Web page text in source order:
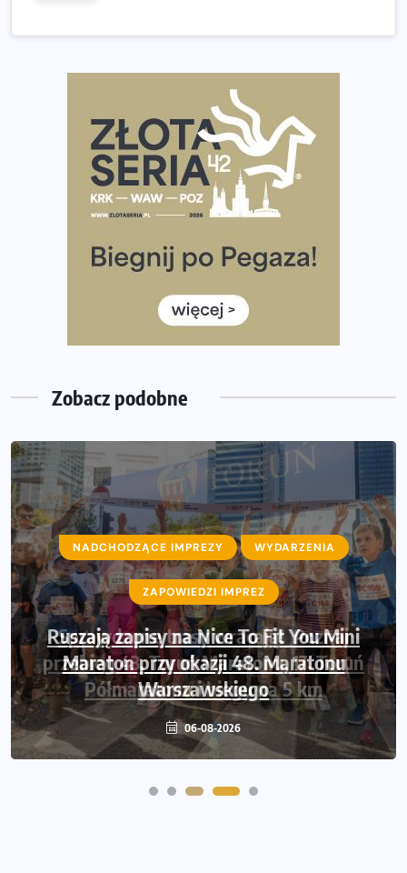
Praska 5k Run gospodarzem Mistrzostw Polski
Największy Bieg Powstania Warszawskiego w historii.
Ponad 12 tysięcy uczestników pobiegło dla Bohaterów!
Tętno vs tempo – czym kierować się w bieganiu?
Co ma dużo białka? Produkty, które warto włączyć do
Rozbiegany Olsztyn szykuje się na weekend z
Już w tę sobotę 35. Bieg Powstania Warszawskiego.
Wystartuje rekordowa liczba uczestników
35. Bieg Powstania Warszawskiego – praktyczny
poradnik przed startem
Zobacz podobne
NADCHODZĄCE IMPREZY WYDARZENIA
ZAPOWIEDZI IMPREZ
Sprawdzone trasy wracają! Poznaj
przebieg 43. Toruń Maratonu, 17. Toruń
Półmaratonu i biegu na 5 km
06-08-2026